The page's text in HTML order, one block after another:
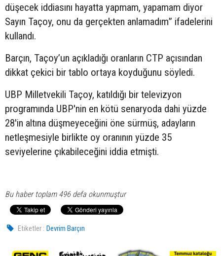
düşecek iddiasını hayatta yapmam, yapamam diyor
Sayın Taçoy, onu da gerçekten anlamadım” ifadelerini
kullandı.
Barçın, Taçoy’un açıkladığı oranların CTP açısından
dikkat çekici bir tablo ortaya koyduğunu söyledi.
UBP Milletvekili Taçoy, katıldığı bir televizyon
programında UBP'nin en kötü senaryoda dahi yüzde
28'in altına düşmeyeceğini öne sürmüş, adayların
netleşmesiyle birlikte oy oranının yüzde 35
seviyelerine çıkabileceğini iddia etmişti.
Bu haber toplam 496 defa okunmuştur
Etiketler : Devrim Barçın